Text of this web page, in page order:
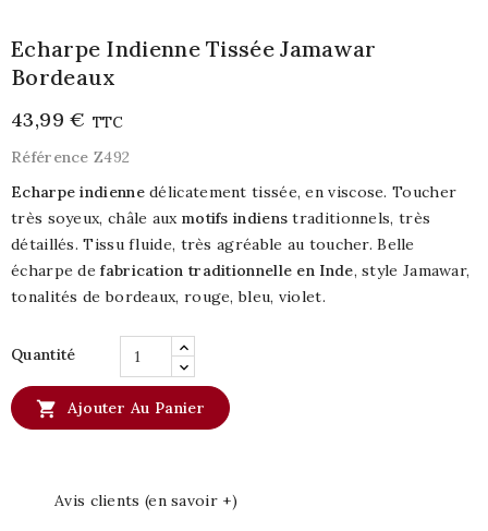
Echarpe Indienne Tissée Jamawar
Bordeaux
43,99 € TTC
Référence Z492
Echarpe indiennedélicatement tissée, en viscose. Toucher
très soyeux, châle aux motifs indiens traditionnels, très
détaillés. Tissu fluide, très agréable au toucher. Belle
écharpe defabrication traditionnelle en Inde, style Jamawar,
tonalités de bordeaux, rouge, bleu, violet.
Quantité
 Ajouter Au Panier
Avis clients (en savoir +)